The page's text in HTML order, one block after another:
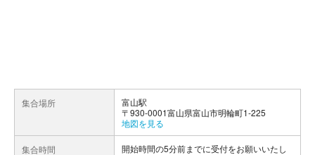
集合場所
富山駅
〒930-0001富山県富山市明輪町1-225
地図を見る
集合時間
開始時間の5分前までに受付をお願いいたし